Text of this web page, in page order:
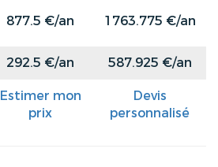
877.5 €/an 1763.775 €/an
292.5 €/an 587.925 €/an
Estimer mon
prix
Devis
personnalisé